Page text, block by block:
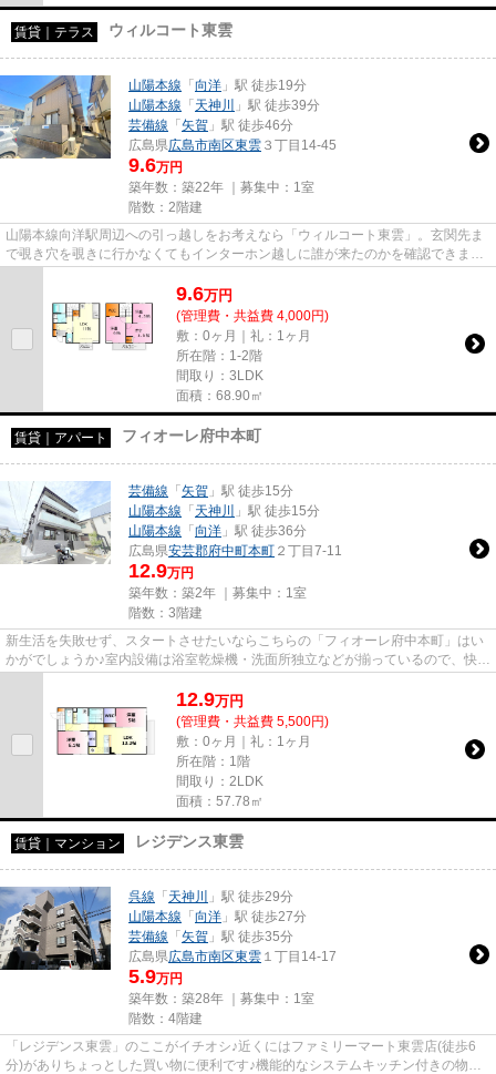
賃貸｜テラス ウィルコート東雲
山陽本線 「 向洋 」駅 徒歩19分
山陽本線 「 天神川
」駅 徒歩39分
芸備線 「 矢賀 」駅 徒歩46分
広島県広島市南区東雲 ３丁目14-45
9.6万円
築年数：築22年 ｜募集中： 1室
階数：2階建
山陽本線向洋駅周辺への引っ越しをお考えなら「ウィルコート東雲」。玄関先ま
で覗き穴を覗きに行かなくてもインターホン越しに誰が来たのかを確認できま
9.6万円
(管理費・共益費 4,000円)
敷：0ヶ月｜礼：1ヶ月
所在階：1-2階
間取り：3LDK
面積：68.90㎡
賃貸｜アパート フィオーレ府中本町
芸備線 「 矢賀 」駅 徒歩15分
山陽本線 「 天神川
」駅 徒歩15分
山陽本線 「 向洋 」駅 徒歩36分
広島県安芸郡府中町本町 ２丁目7-11
12.9万円
築年数：築2年 ｜募集中： 1室
階数：3階建
新生活を失敗せず、スタートさせたいならこちらの「フィオーレ府中本町」はい
かがでしょうか♪室内設備は浴室乾燥機・洗面所独立などが揃っているので、快適
12.9万円
(管理費・共益費 5,500円)
敷：0ヶ月｜礼：1ヶ月
所在階：1階
間取り：2LDK
面積：57.78㎡
賃貸｜マンション レジデンス東雲
呉線 「 天神川
」駅 徒歩29分
山陽本線 「 向洋 」駅 徒歩27分
芸備線 「 矢賀 」駅 徒歩35分
広島県広島市南区東雲 １丁目14-17
5.9万円
築年数：築28年 ｜募集中： 1室
階数：4階建
「レジデンス東雲」のここがイチオシ♪近くにはファミリーマート東雲店(徒歩6
分)がありちょっとした買い物に便利です♪機能的なシステムキッチン付きの物件